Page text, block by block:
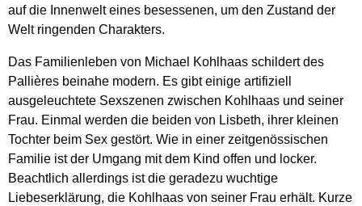
auf die Innenwelt eines besessenen, um den Zustand der
Welt ringenden Charakters.
Das Familienleben von Michael Kohlhaas schildert des
Pallières beinahe modern. Es gibt einige artifiziell
ausgeleuchtete Sexszenen zwischen Kohlhaas und seiner
Frau. Einmal werden die beiden von Lisbeth, ihrer kleinen
Tochter beim Sex gestört. Wie in einer zeitgenössischen
Familie ist der Umgang mit dem Kind offen und locker.
Beachtlich allerdings ist die geradezu wuchtige
Liebeserklärung, die Kohlhaas von seiner Frau erhält. Kurze